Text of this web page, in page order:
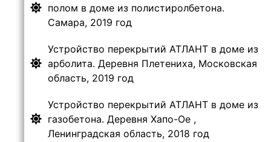
полом в доме из полистиролбетона.
Самара, 2019 год
Устройство перекрытий АТЛАНТ в доме из
арболита. Деревня Плетениха, Московская
область, 2019 год
Устройство перекрытий АТЛАНТ в доме из
газобетона. Деревня Хапо-Ое ,
Ленинградская область, 2018 год